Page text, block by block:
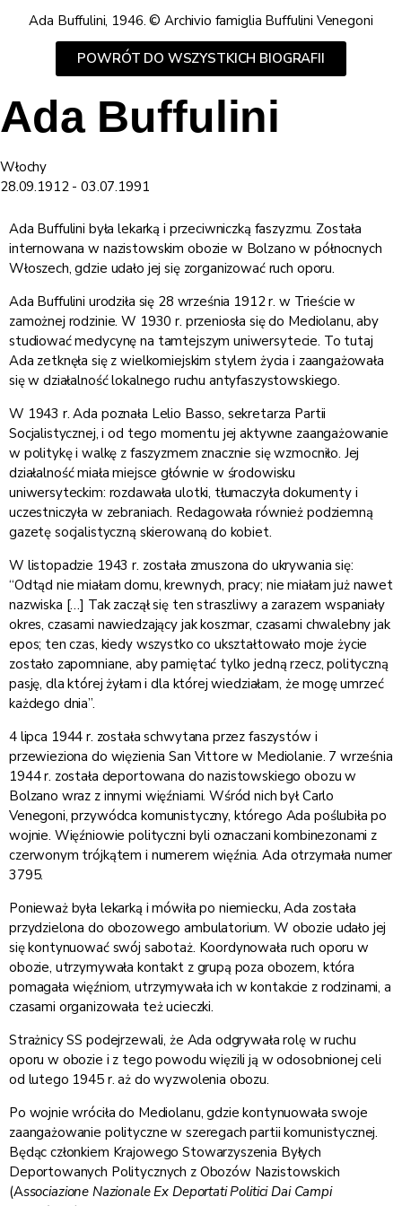
POWRÓT DO WSZYSTKICH BIOGRAFII
Ada Buffulini
Włochy
28.09.1912 - 03.07.1991
Ada Buffulini, 1946. © Archivio famiglia Buffulini Venegoni
Ada Buffulini była lekarką i przeciwniczką faszyzmu. Została
internowana w nazistowskim obozie w Bolzano w północnych
Włoszech, gdzie udało jej się zorganizować ruch oporu.
Ada Buffulini urodziła się 28 września 1912 r. w Trieście w
zamożnej rodzinie. W 1930 r. przeniosła się do Mediolanu, aby
studiować medycynę na tamtejszym uniwersytecie. To tutaj
Ada zetknęła się z wielkomiejskim stylem życia i zaangażowała
się w działalność lokalnego ruchu antyfaszystowskiego.
W 1943 r. Ada poznała Lelio Basso, sekretarza Partii
Socjalistycznej, i od tego momentu jej aktywne zaangażowanie
w politykę i walkę z faszyzmem znacznie się wzmocniło. Jej
działalność miała miejsce głównie w środowisku
uniwersyteckim: rozdawała ulotki, tłumaczyła dokumenty i
uczestniczyła w zebraniach. Redagowała również podziemną
gazetę socjalistyczną skierowaną do kobiet.
W listopadzie 1943 r. została zmuszona do ukrywania się:
“Odtąd nie miałam domu, krewnych, pracy; nie miałam już nawet
nazwiska […] Tak zaczął się ten straszliwy a zarazem wspaniały
okres, czasami nawiedzający jak koszmar, czasami chwalebny jak
epos; ten czas, kiedy wszystko co ukształtowało moje życie
zostało zapomniane, aby pamiętać tylko jedną rzecz, polityczną
pasję, dla której żyłam i dla której wiedziałam, że mogę umrzeć
każdego dnia”.
4 lipca 1944 r. została schwytana przez faszystów i
przewieziona do więzienia San Vittore w Mediolanie. 7 września
1944 r. została deportowana do nazistowskiego obozu w
Bolzano wraz z innymi więźniami. Wśród nich był Carlo
Venegoni, przywódca komunistyczny, którego Ada poślubiła po
wojnie. Więźniowie polityczni byli oznaczani kombinezonami z
czerwonym trójkątem i numerem więźnia. Ada otrzymała numer
3795.
Ponieważ była lekarką i mówiła po niemiecku, Ada została
przydzielona do obozowego ambulatorium. W obozie udało jej
się kontynuować swój sabotaż. Koordynowała ruch oporu w
obozie, utrzymywała kontakt z grupą poza obozem, która
pomagała więźniom, utrzymywała ich w kontakcie z rodzinami, a
czasami organizowała też ucieczki.
Strażnicy SS podejrzewali, że Ada odgrywała rolę w ruchu
oporu w obozie i z tego powodu więzili ją w odosobnionej celi
od lutego 1945 r. aż do wyzwolenia obozu.
Po wojnie wróciła do Mediolanu, gdzie kontynuowała swoje
zaangażowanie polityczne w szeregach partii komunistycznej.
Będąc członkiem Krajowego Stowarzyszenia Byłych
Deportowanych Politycznych z Obozów Nazistowskich
(Associazione Nazionale Ex Deportati Politici Dai Campi